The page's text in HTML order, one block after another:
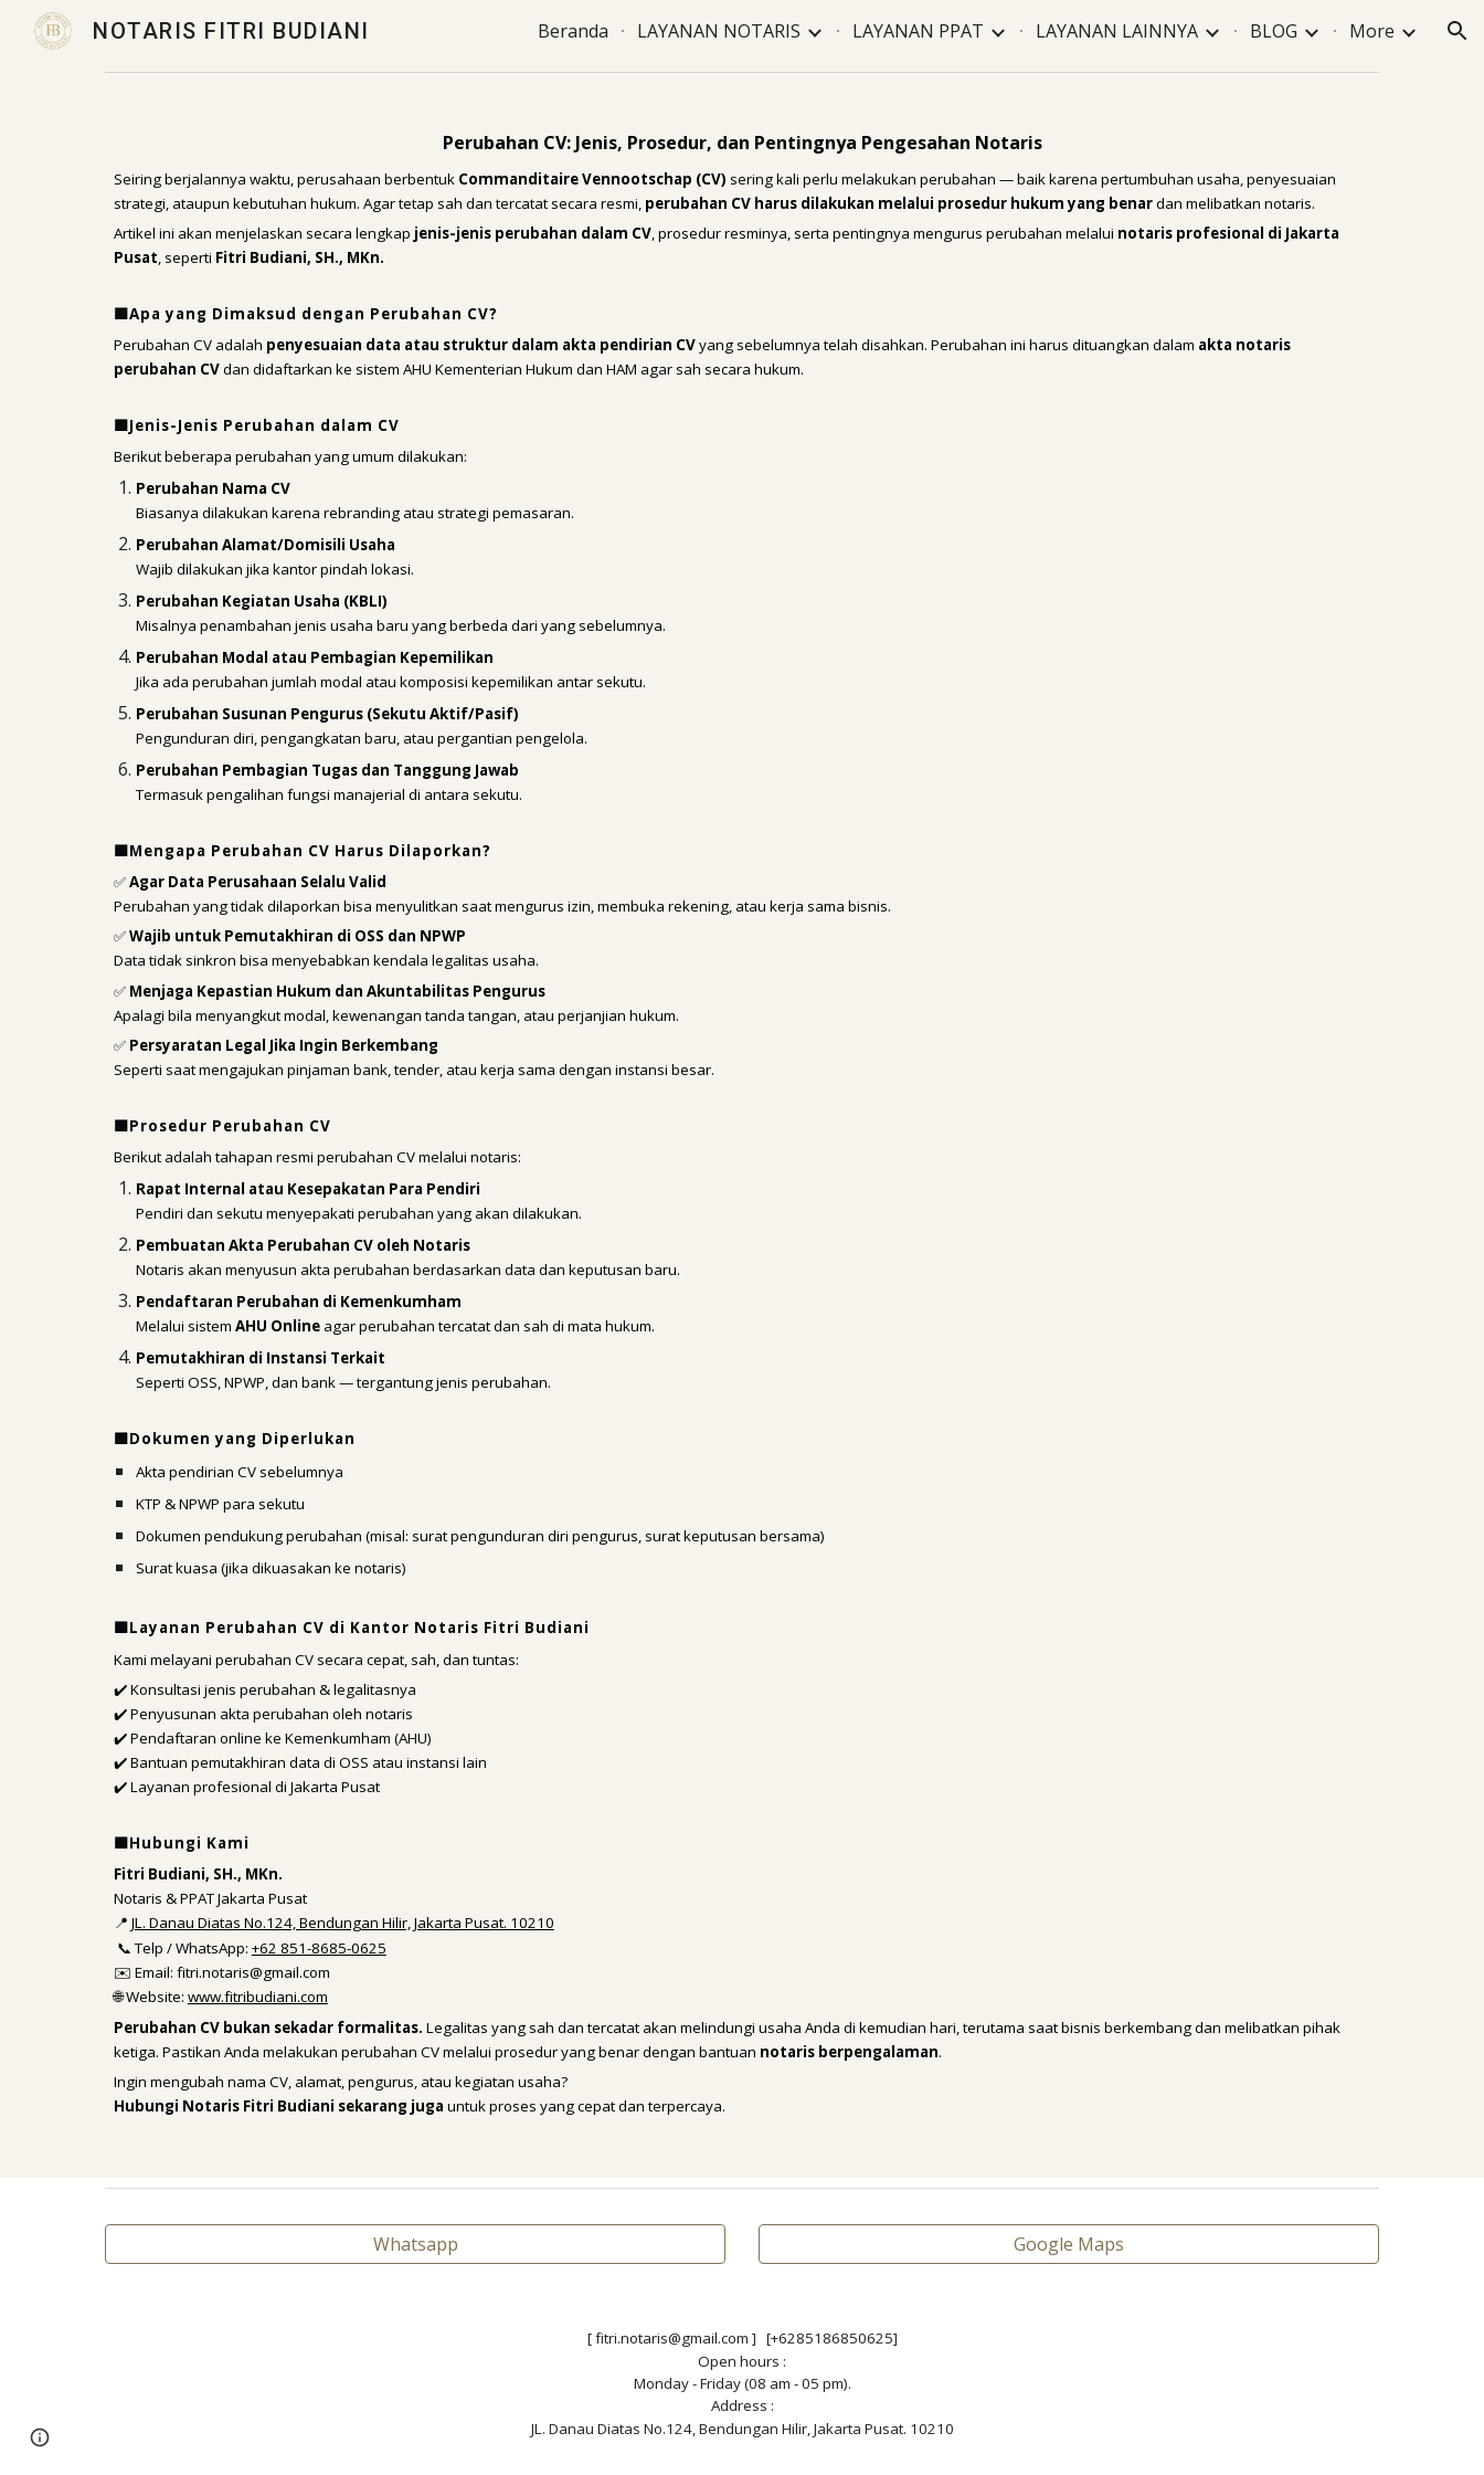
Skip to main content Skip to navigation
NOTARIS FITRI BUDIANI Beranda LAYANAN NOTARIS LAYANAN PPAT LAYANAN LAINNYA BLOG More
Perubahan CV: Jenis, Prosedur, dan Pentingnya Pengesahan Notaris
Seiring berjalannya waktu, perusahaan berbentuk Commanditaire Vennootschap (CV) sering kali perlu melakukan perubahan — baik karena pertumbuhan usaha, penyesuaian
strategi, ataupun kebutuhan hukum. Agar tetap sah dan tercatat secara resmi, perubahan CV harus dilakukan melalui prosedur hukum yang benardan melibatkan notaris.
Artikel ini akan menjelaskan secara lengkap jenis-jenis perubahan dalam CV, prosedur resminya, serta pentingnya mengurus perubahan melalui notaris profesional di Jakarta
Pusat, seperti Fitri Budiani, SH., MKn.
🟩Apa yang Dimaksud dengan Perubahan CV?
Perubahan CV adalah penyesuaian data atau struktur dalam akta pendirian CVyang sebelumnya telah disahkan. Perubahan ini harus dituangkan dalam akta notaris
perubahan CVdan didaftarkan ke sistem AHU Kementerian Hukum dan HAM agar sah secara hukum.
🟩Jenis-Jenis Perubahan dalam CV
Berikut beberapa perubahan yang umum dilakukan:
Perubahan Nama CV
Biasanya dilakukan karena rebranding atau strategi pemasaran.
Perubahan Alamat/Domisili Usaha
Wajib dilakukan jika kantor pindah lokasi.
Perubahan Kegiatan Usaha (KBLI)
Misalnya penambahan jenis usaha baru yang berbeda dari yang sebelumnya.
Perubahan Modal atau Pembagian Kepemilikan
Jika ada perubahan jumlah modal atau komposisi kepemilikan antar sekutu.
Perubahan Susunan Pengurus (Sekutu Aktif/Pasif)
Pengunduran diri, pengangkatan baru, atau pergantian pengelola.
Perubahan Pembagian Tugas dan Tanggung Jawab
Termasuk pengalihan fungsi manajerial di antara sekutu.
🟩Mengapa Perubahan CV Harus Dilaporkan?
✅Agar Data Perusahaan Selalu Valid
Perubahan yang tidak dilaporkan bisa menyulitkan saat mengurus izin, membuka rekening, atau kerja sama bisnis.
✅Wajib untuk Pemutakhiran di OSS dan NPWP
Data tidak sinkron bisa menyebabkan kendala legalitas usaha.
✅ Menjaga Kepastian Hukum dan Akuntabilitas Pengurus
Apalagi bila menyangkut modal, kewenangan tanda tangan, atau perjanjian hukum.
✅ Persyaratan Legal Jika Ingin Berkembang
Seperti saat mengajukan pinjaman bank, tender, atau kerja sama dengan instansi besar.
🟩Prosedur Perubahan CV
Berikut adalah tahapan resmi perubahan CV melalui notaris:
Rapat Internal atau Kesepakatan Para Pendiri
Pendiri dan sekutu menyepakati perubahan yang akan dilakukan.
Pembuatan Akta Perubahan CV oleh Notaris
Notaris akan menyusun akta perubahan berdasarkan data dan keputusan baru.
Pendaftaran Perubahan di Kemenkumham
Melalui sistem AHU Onlineagar perubahan tercatat dan sah di mata hukum.
Pemutakhiran di Instansi Terkait
Seperti OSS, NPWP, dan bank — tergantung jenis perubahan.
🟩Dokumen yang Diperlukan
Akta pendirian CV sebelumnya
KTP & NPWP para sekutu
Dokumen pendukung perubahan (misal: surat pengunduran diri pengurus, surat keputusan bersama)
Surat kuasa (jika dikuasakan ke notaris)
🟩Layanan Perubahan CV di Kantor Notaris Fitri Budiani
Kami melayani perubahan CV secara cepat, sah, dan tuntas:
✔️ Konsultasi jenis perubahan & legalitasnya
✔️ Penyusunan akta perubahan oleh notaris
✔️ Pendaftaran online ke Kemenkumham (AHU)
✔️ Bantuan pemutakhiran data di OSS atau instansi lain
✔️ Layanan profesional di Jakarta Pusat
🟩Hubungi Kami
Fitri Budiani, SH., MKn.
Notaris & PPAT Jakarta Pusat
📍 JL. Danau Diatas No.124, Bendungan Hilir, Jakarta Pusat. 10210
📞 Telp / WhatsApp: +62 851-8685-0625
✉️ Email: fitri.notaris@gmail.com
🌐 Website: www.fitribudiani.com
Perubahan CV bukan sekadar formalitas. Legalitas yang sah dan tercatat akan melindungi usaha Anda di kemudian hari, terutama saat bisnis berkembang dan melibatkan pihak
ketiga. Pastikan Anda melakukan perubahan CV melalui prosedur yang benar dengan bantuan notaris berpengalaman.
Ingin mengubah nama CV, alamat, pengurus, atau kegiatan usaha?
Hubungi Notaris Fitri Budiani sekarang juga untuk proses yang cepat dan terpercaya.
Whatsapp Google Maps
[ fitri.notaris@gmail.com ] [+6285186850625]
Open hours :
Monday - Friday (08 am - 05 pm).
Address :
JL. Danau Diatas No.124, Bendungan Hilir, Jakarta Pusat. 10210